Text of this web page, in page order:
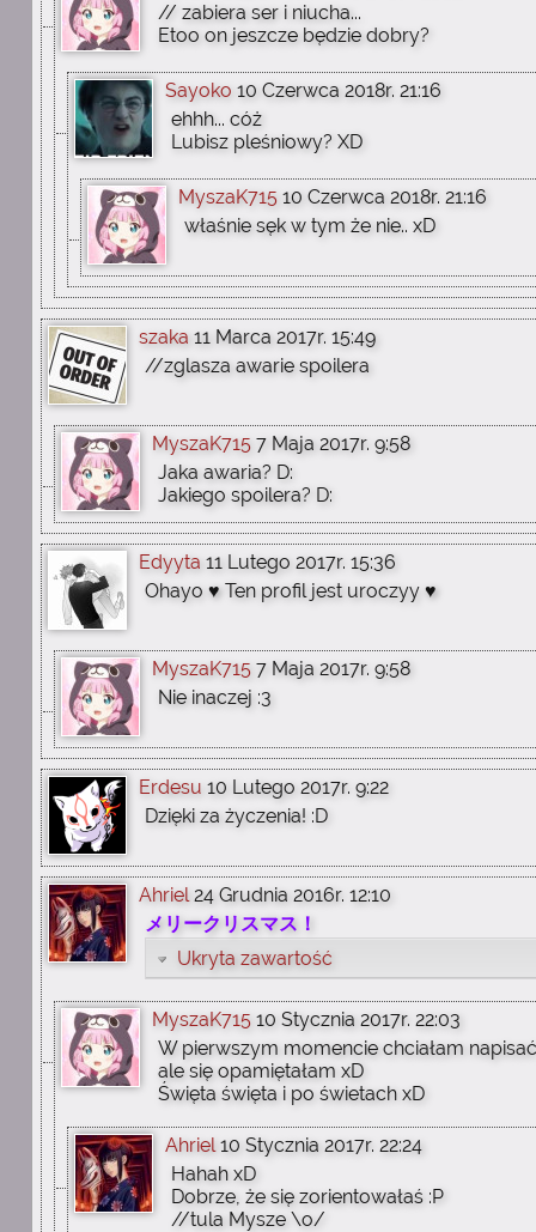
// zabiera ser i niucha...
Etoo on jeszcze będzie dobry?
Sayoko 10 Czerwca 2018r. 21:16
ehhh... cóż
Lubisz pleśniowy? XD
MyszaK715 10 Czerwca 2018r. 21:16
właśnie sęk w tym że nie.. xD
szaka 11 Marca 2017r. 15:49
//zglasza awarie spoilera
MyszaK715 7 Maja 2017r. 9:58
Jaka awaria? D:
Jakiego spoilera? D:
Edyyta 11 Lutego 2017r. 15:36
Ohayo ♥ Ten profil jest uroczyy ♥
MyszaK715 7 Maja 2017r. 9:58
Nie inaczej :3
Erdesu 10 Lutego 2017r. 9:22
Dzięki za życzenia! :D
Ahriel 24 Grudnia 2016r. 12:10
メリークリスマス！
Ukryta zawartość
MyszaK715 10 Stycznia 2017r. 22:03
W pierwszym momencie chciałam
ale się opamiętałam xD
Święta święta i po świetach xD
Ahriel 10 Stycznia 2017r. 22:24
Hahah xD
Dobrze, że się zorientowałaś :P
//tula Mysze \o/